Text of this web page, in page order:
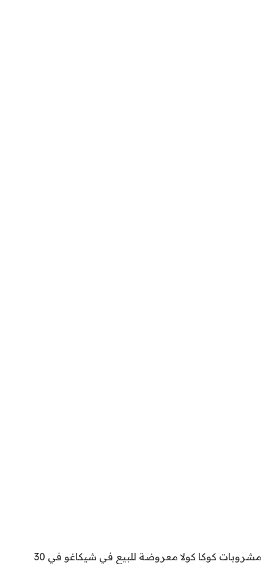
مشروبات كوكا كولا معروضة للبيع في شيكاغو في 30